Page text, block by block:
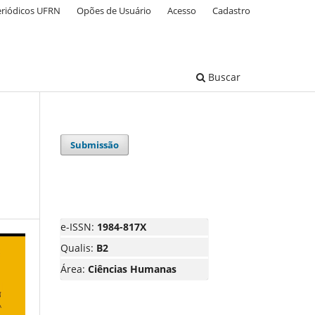
Buscar
UFRN Opões de Usuário Acesso Cadastro
Submissão
e-ISSN: 1984-817X
Qualis: B2
Área: Ciências Humanas